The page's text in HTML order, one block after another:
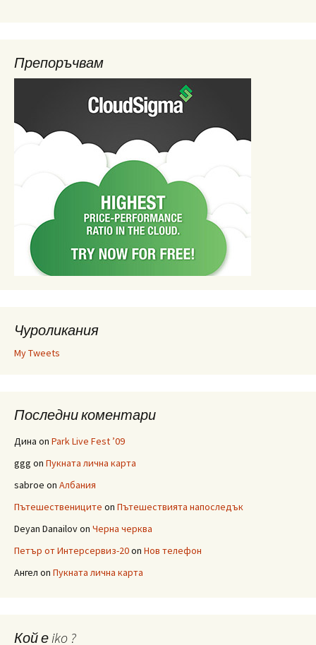
Препоръчвам
Чуроликания
My Tweets
Последни коментари
Дина on Park Live Fest ’09
ggg on Пукната лична карта
sabroe on Албания
Пътешествениците on Пътешествията напоследък
Deyan Danailovon Черна черква
Петър от Интерсервиз-20on Нов телефон
Ангел on Пукната лична карта
Кой е iko ?